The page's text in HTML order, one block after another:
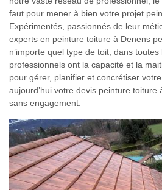
faut pour mener à bien votre projet
Expérimentés, passionnés de leur
experts en peinture toiture à Denens
n’importe quel type de toit, dans
professionnels ont la capacité et la
pour gérer, planifier et concrétiser
aujourd’hui votre devis peinture toiture
sans engagement.